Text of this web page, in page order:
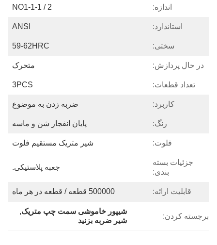
اندازه: NO1-1-1 / 2
استاندارد: ANSI
سختی: 59-62HRC
در حال پردازش: متحرک
تعداد قطعات: 3PCS
کاربرد: ضربه زدن به موضوع
رنگ: پایان انفجار شن و ماسه
فلوت: شیر متریک مستقیم فلوت
جزئیات بسته
بندی:
جعبه پلاستیکی.
قابلیت ارائه: 500000 قطعه / قطعه در هر ماه
برجسته کردن:
شیپور خاموشی سمت چپ متریک,
شیر ضربه بزنید